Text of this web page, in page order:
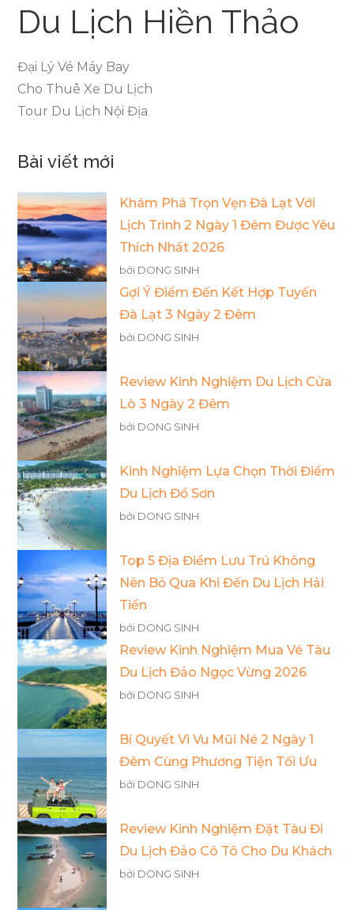
Du Lịch Hiền Thảo
Đại Lý Vé Máy Bay
Cho Thuê Xe Du Lịch
Tour Du Lịch Nội Địa
Bài viết mới
Khám Phá Trọn Vẹn Đà Lạt Với
Lịch Trình 2 Ngày 1 Đêm Được Yêu
Thích Nhất 2026
bởi DONG SINH
Gợi Ý Điểm Đến Kết Hợp Tuyến
Đà Lạt 3 Ngày 2 Đêm
bởi DONG SINH
Review Kinh Nghiệm Du Lịch Cửa
Lò 3 Ngày 2 Đêm
bởi DONG SINH
Kinh Nghiệm Lựa Chọn Thời Điểm
Du Lịch Đồ Sơn
bởi DONG SINH
Top 5 Địa Điểm Lưu Trú Không
Nên Bỏ Qua Khi Đến Du Lịch Hải
Tiến
bởi DONG SINH
Review Kinh Nghiệm Mua Vé Tàu
Du Lịch Đảo Ngọc Vừng 2026
bởi DONG SINH
Bí Quyết Vi Vu Mũi Né 2 Ngày 1
Đêm Cùng Phương Tiện Tối Ưu
bởi DONG SINH
Review Kinh Nghiệm Đặt Tàu Đi
Du Lịch Đảo Cô Tô Cho Du Khách
bởi DONG SINH